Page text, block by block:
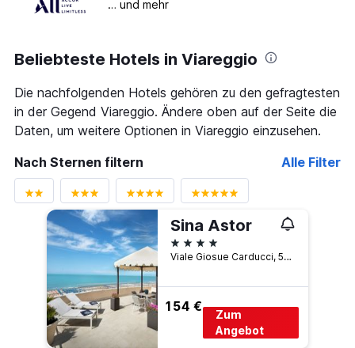
… und mehr
Beliebteste Hotels in Viareggio
Die nachfolgenden Hotels gehören zu den gefragtesten
in der Gegend Viareggio. Ändere oben auf der Seite die
Daten, um weitere Optionen in Viareggio einzusehen.
Nach Sternen filtern
Alle Filter
Sina Astor
4 Sterne
Viale Giosue Carducci, 54, Viareggio, Toskana, Italien
154 €
Zum
Angebot